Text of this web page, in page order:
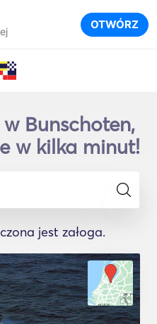
OTWÓRZ
Bunschoten,
w kilka minut!
jest załoga.